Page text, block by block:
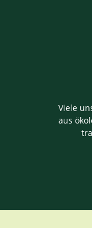
Viele
aus